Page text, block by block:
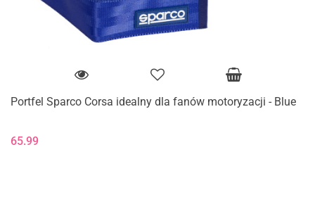
Portfel Sparco Corsa idealny dla fanów motoryzacji - Blue
65.99